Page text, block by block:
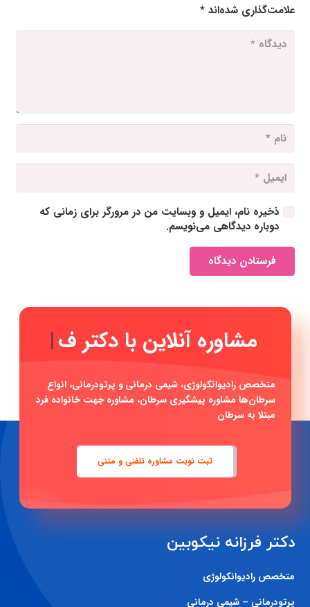
علامت‌گذاری شده‌اند*
ذخیره نام، ایمیل و وبسایت من در مرورگر برای زمانی که
دوباره دیدگاهی می‌نویسم.
فرستادن دیدگاه
مشاوره آ |
متخصص رادیوانکولوژی، شیمی درمانی و پرتودرمانی، انواع
سرطان‌ها مشاوره پیشگیری سرطان، مشاوره جهت خانواده فرد
مبتلا به سرطان
ثبت نوبت مشاوره تلفنی و متنی
دکتر فرزانه نیکوبین
متخصص رادیوانکولوژی
پرتودرمانی – شیمی درمانی